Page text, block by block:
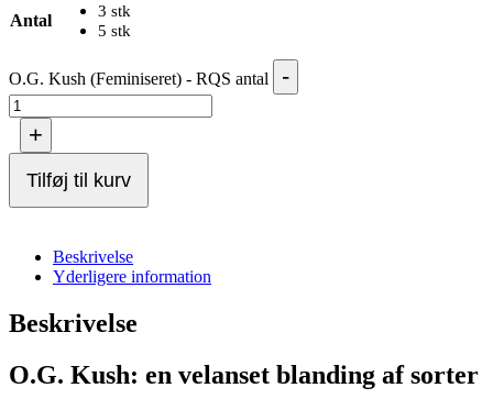
Antal
3 stk
5 stk
O.G. Kush (Feminiseret) - RQS antal -
+
Tilføj til kurv
Beskrivelse
Yderligere information
Beskrivelse
O.G. Kush: en velanset blanding af sorter